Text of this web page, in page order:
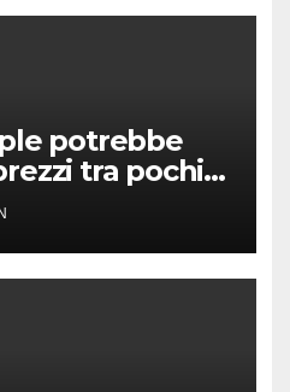
potrebbe
tra pochi